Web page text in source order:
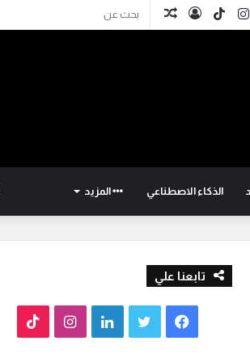
مقالتسجيلTikTokانستقرام
الذكاء الاصطناعي المزيد
تابعنا علي
ت
ل
ا